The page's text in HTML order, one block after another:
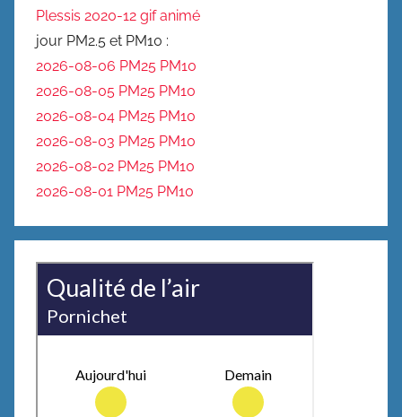
Plessis 2020-12 gif animé
jour PM2.5 et PM10 :
2026-08-06 PM25 PM10
2026-08-05 PM25 PM10
2026-08-04 PM25 PM10
2026-08-03 PM25 PM10
2026-08-02 PM25 PM10
2026-08-01 PM25 PM10